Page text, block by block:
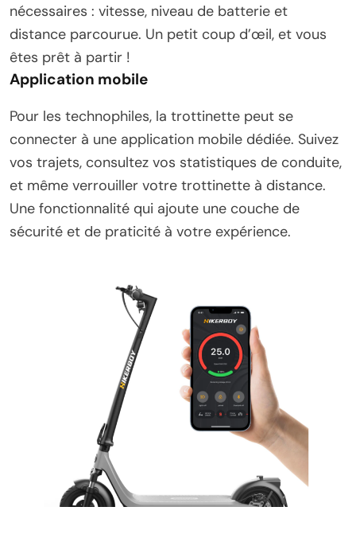
nécessaires : vitesse, niveau de batterie et
distance parcourue. Un petit coup d’œil, et vous
êtes prêt à partir !
Application mobile
Pour les technophiles, la trottinette peut se
connecter à une application mobile dédiée. Suivez
vos trajets, consultez vos statistiques de conduite,
et même verrouiller votre trottinette à distance.
Une fonctionnalité qui ajoute une couche de
sécurité et de praticité à votre expérience.